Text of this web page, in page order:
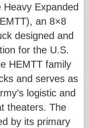
Expanded
an 8×8
designed and
for the U.S.
HEMTT family
and serves as
logistic and
theaters. The
by its primary